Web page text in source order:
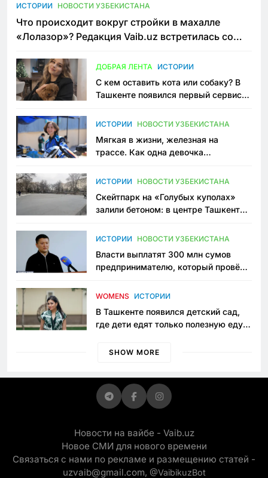
ИСТОРИИ НОВОСТИ УЗБЕКИСТАНА
Что происходит вокруг стройки в махалле
«Лолазор»? Редакция Vaib.uz встретилась со
ДОБРАЯ ЛЕНТА ИСТОРИИ
С кем оставить кота или собаку? В
Ташкенте появился первый сервис
ИСТОРИИ НОВОСТИ УЗБЕКИСТАНА
Мягкая в жизни, железная на
трассе. Как одна девочка
Узбекистане
ИСТОРИИ НОВОСТИ УЗБЕКИСТАНА
Скейтпарк на «Голубых куполах»
залили бетоном: в центре Ташкента
пространство
ИСТОРИИ НОВОСТИ УЗБЕКИСТАНА
Власти выплатят 300 млн сумов
предпринимателю, который провёл
приговору
WOMENS ИСТОРИИ
В Ташкенте появился детский сад,
где дети едят только полезную еду.
просить «кашу без сахара»
SHOW MORE
Новости на вайбе - Vaib.uz
Новое СМИ для нового времени
Связаться с нами по рекламе и размещению статей -
uzvaib@gmail.com, @VaibikuzBot